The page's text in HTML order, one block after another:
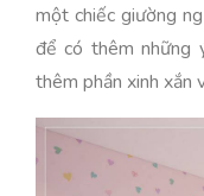
một chiếc giường
để có thêm những
thêm phần xinh xắn